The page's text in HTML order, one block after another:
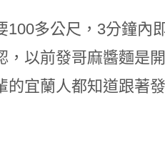
多公尺，3分鐘內
以前發哥麻醬麵是
宜蘭人都知道跟著